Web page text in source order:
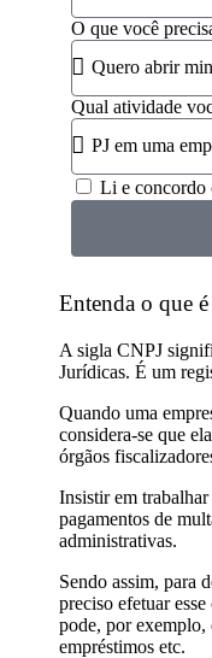
O que você
Qual atividade
Li e concordo
Entenda o que
A sigla CNPJ
Jurídicas. É um
Quando uma
considera-se que
órgãos
Insistir em
pagamentos de
administrativas.
Sendo assim, para
preciso efetuar
pode, por
empréstimos etc.